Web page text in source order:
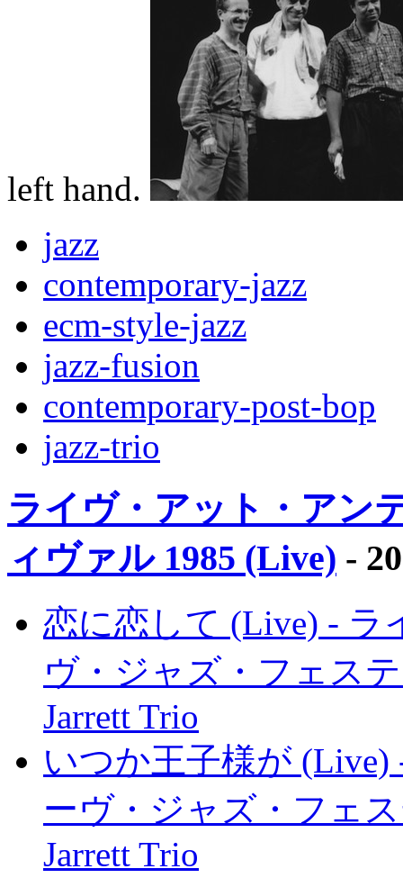
left hand.
jazz
contemporary-jazz
ecm-style-jazz
jazz-fusion
contemporary-post-bop
jazz-trio
ライヴ・アット・アン
ィヴァル 1985 (Live) -
恋に恋して (Live) - ラ
ヴ・ジャズ・フェス
Jarrett Trio
いつか王子様が
ーヴ・ジャズ・フェ
Jarrett Trio